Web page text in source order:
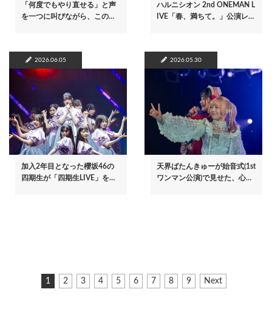
「何度でもやり直せる」と声
を一つに叫びながら、この…
ハルニシオン 2nd ONEMAN L
IVE「春、満ちて。」公演レ…
2026.06.05
加入2年目となった櫻坂46の
四期生が「四期生LIVE」を…
2026.05.30
天界ばたんきゅーが始音式(1st
ワンマン公演)で見せた、心…
カ
1
ペ
2
ペ
3
ペ
4
ペ
5
ペ
6
ペ
7
ペ
8
ペ
9
次
Next